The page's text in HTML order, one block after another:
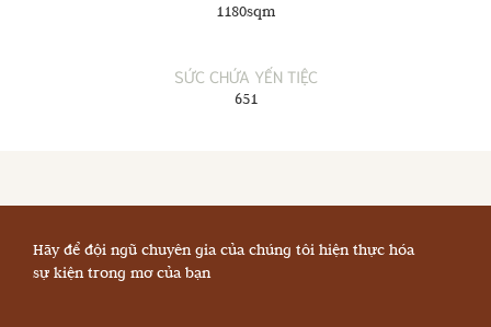
1180sqm
SỨC CHỨA YẾN TIỆC
651
Hãy để đội ngũ chuyên gia của chúng tôi hiện thực hóa
sự kiện trong mơ của bạn